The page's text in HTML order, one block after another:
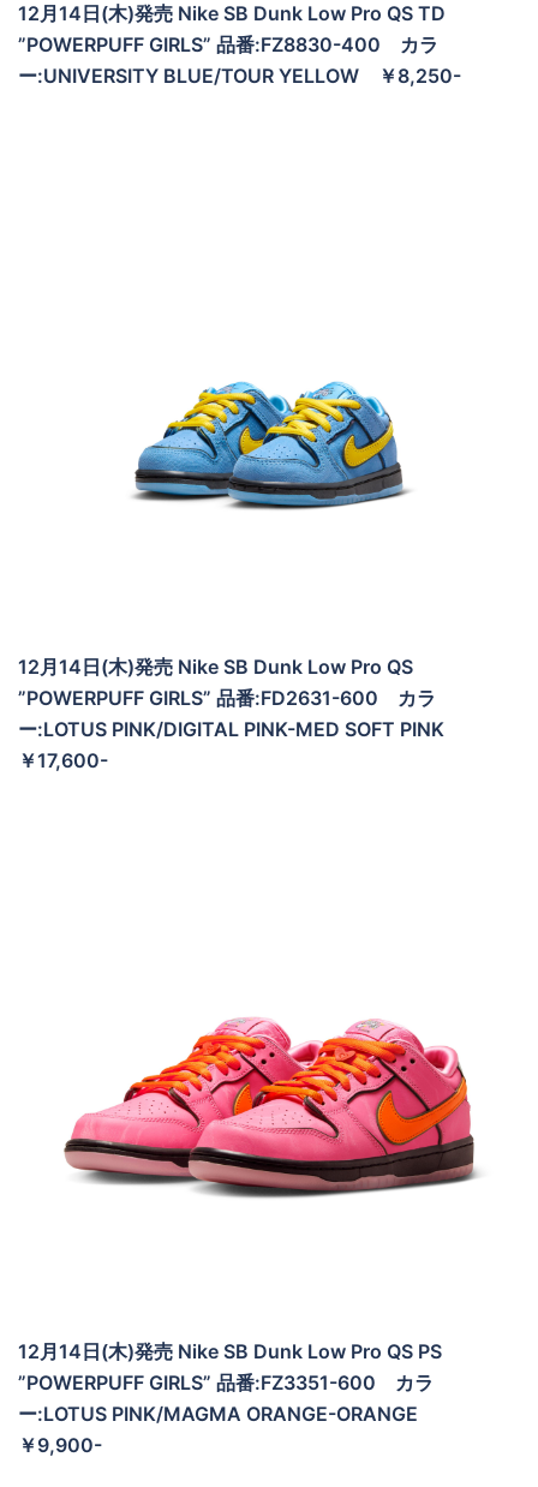
12月14日(木)発売 Nike SB Dunk Low Pro QS TD
”POWERPUFF GIRLS” 品番:FZ8830-400 カラ
ー:UNIVERSITY BLUE/TOUR YELLOW ￥8,250-
12月14日(木)発売 Nike SB Dunk Low Pro QS
”POWERPUFF GIRLS” 品番:FD2631-600 カラ
ー:LOTUS PINK/DIGITAL PINK-MED SOFT PINK
￥17,600-
12月14日(木)発売 Nike SB Dunk Low Pro QS PS
”POWERPUFF GIRLS” 品番:FZ3351-600 カラ
ー:LOTUS PINK/MAGMA ORANGE-ORANGE
￥9,900-